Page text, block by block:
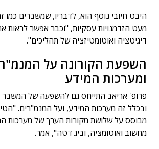
היבט חיובי נוסף הוא, לדבריו, שמשברים כמו
מעט הזדמנויות עסקיות, "וכבר אפשר לראות
דיגיטציה ואוטומטיזציה של תהליכים".
השפעת הקורונה על
ומערכות המידע
פרופ' אריאב התייחס גם להשפעה של המשבר
ובכלל זה מערכות המידע, ועל המנמ"רים.
מבוסס על שלושת מקורות הערך של מערכות
מחשוב ואוטומציה, וביג דטה", אמר.